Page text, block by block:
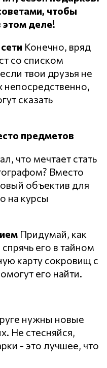
чтобы
этом деле!
Конечно, вряд
со списком
твои друзья не
непосредственно,
сказать
предметов
что мечтает стать
Вместо
объектив для
на курсы
Придумай, как
его в тайном
карту сокровищ с
его найти.
нужны новые
Не стесняйся,
- это лучшее, что